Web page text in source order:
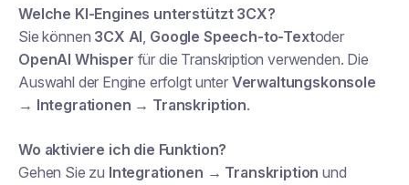
Welche KI-Engines unterstützt 3CX?
Sie können 3CX AI, Google Speech-to-Textoder
OpenAI Whisper für die Transkription verwenden. Die
Auswahl der Engine erfolgt unter Verwaltungskonsole
→ Integrationen → Transkription.
Wo aktiviere ich die Funktion?
Gehen Sie zu Integrationen → Transkription und